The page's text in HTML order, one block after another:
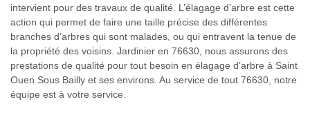
intervient pour des travaux de qualité. L’élagage d’arbre est cette
action qui permet de faire une taille précise des différentes
branches d’arbres qui sont malades, ou qui entravent la tenue de
la propriété des voisins. Jardinier en 76630, nous assurons des
prestations de qualité pour tout besoin en élagage d’arbre à Saint
Ouen Sous Bailly et ses environs. Au service de tout 76630, notre
équipe est à votre service.